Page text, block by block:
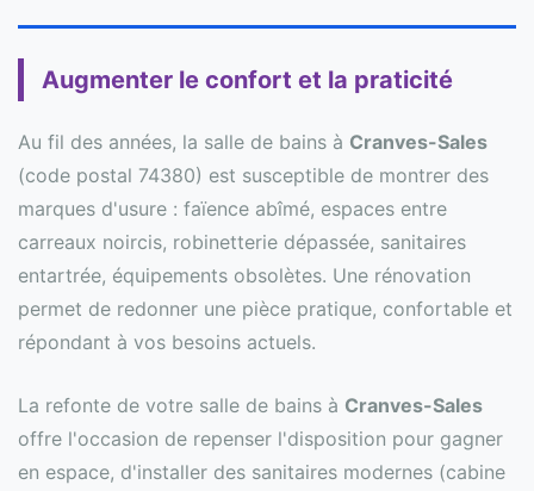
Augmenter le confort et la praticité
Au fil des années, la salle de bains à Cranves-Sales
(code postal 74380) est susceptible de montrer des
marques d'usure : faïence abîmé, espaces entre
carreaux noircis, robinetterie dépassée, sanitaires
entartrée, équipements obsolètes. Une rénovation
permet de redonner une pièce pratique, confortable et
répondant à vos besoins actuels.
La refonte de votre salle de bains à Cranves-Sales
offre l'occasion de repenser l'disposition pour gagner
en espace, d'installer des sanitaires modernes (cabine